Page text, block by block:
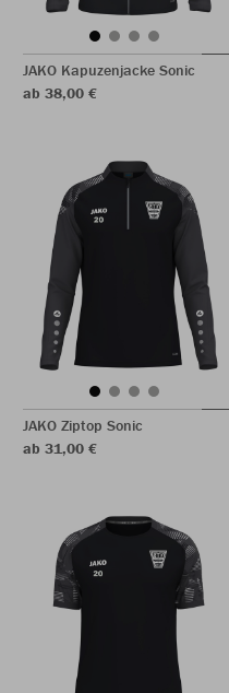
JAKO Kapuzenjacke Sonic
ab 38,00 €
JAKO Ziptop Sonic
ab 31,00 €